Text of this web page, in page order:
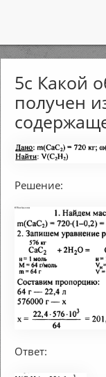
5с Какой
получен
Решение:
Ответ: